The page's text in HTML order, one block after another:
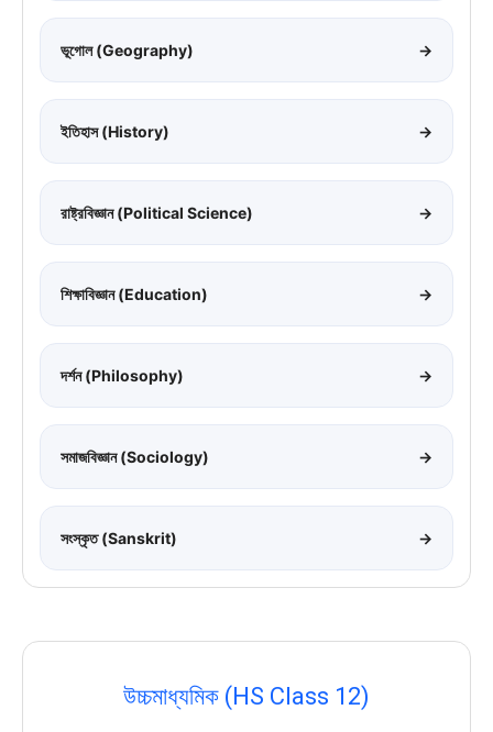
ভূগোল (Geography) →
ইতিহাস (History) →
রাষ্ট্রবিজ্ঞান (Political Science) →
শিক্ষাবিজ্ঞান (Education) →
দর্শন (Philosophy) →
সমাজবিজ্ঞান (Sociology) →
সংস্কৃত (Sanskrit) →
উচ্চমাধ্যমিক (HS Class 12)